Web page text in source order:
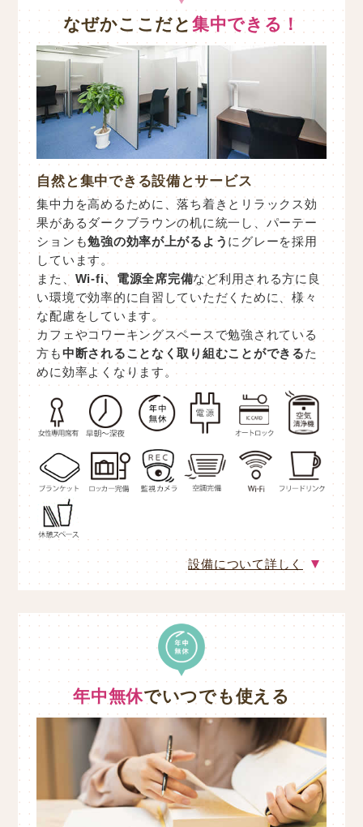
なぜかここだと 集中できる！
自然と集中できる設備とサービス
集中力を高めるために、落ち着きとリラックス効
果があるダークブラウンの机に統一し、パーテー
ションも勉強の効率が上がるようにグレーを採用
しています。
また、 Wi-fi、電源全席完備など利用される方に良
い環境で効率的に自習していただくために、様々
な配慮をしています。
カフェやコワーキングスペースで勉強されている
方も中断されることなく取り組むことができるた
めに効率よくなります。
設備について詳しく
年中無休でいつでも使える